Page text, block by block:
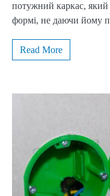
потужний каркас, який
формі, не даючи йому
Read More